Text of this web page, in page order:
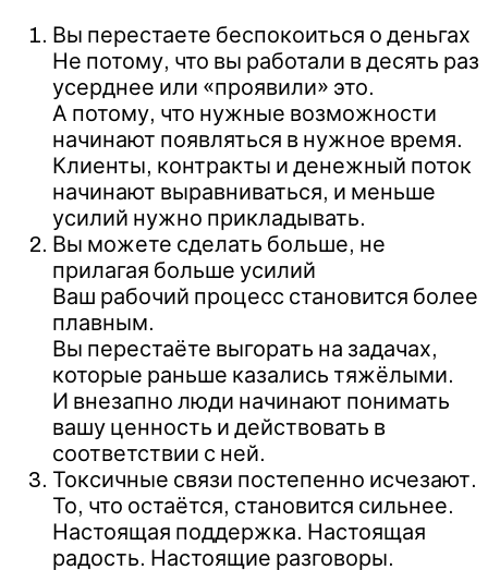
Вы перестаете беспокоиться о деньгах
Не потому, что вы работали в десять раз
усерднее или «проявили» это.
А потому, что нужные возможности
начинают появляться в нужное время.
Клиенты, контракты и денежный поток
начинают выравниваться, и меньше
усилий нужно прикладывать.
Вы можете сделать больше, не
прилагая больше усилий
Ваш рабочий процесс становится более
плавным.
Вы перестаёте выгорать на задачах,
которые раньше казались тяжёлыми.
И внезапно люди начинают понимать
вашу ценность и действовать в
соответствии с ней.
Токсичные связи постепенно исчезают.
То, что остаётся, становится сильнее.
Настоящая поддержка. Настоящая
радость. Настоящие разговоры.